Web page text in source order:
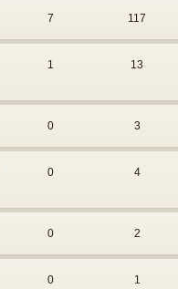
7 117
1 13
0 3
0 4
0 2
0 1